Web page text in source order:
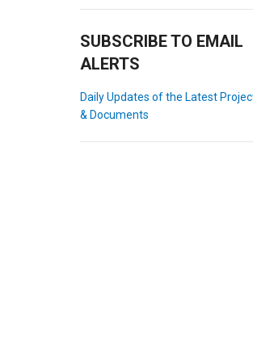
SUBSCRIBE TO EMAIL
ALERTS
Daily Updates of the Latest
& Documents